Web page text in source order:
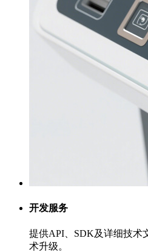
开发服务
提供API、SDK及详细技术
术升级。